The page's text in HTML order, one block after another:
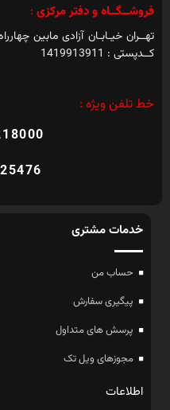
فروشــگــاه و دفتر مرکزی :
کــدپستی : 1419913911
خط تلفن ویژه :
خدمات مشتری
حساب من
پیگیری سفارش
پرسش های متداول
مجوزهای ویل تک
اطلاعات